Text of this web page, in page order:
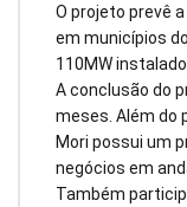
O projeto prevê
em municípios
110MW
A conclusão do
meses. Além do
Mori possui um
negócios em
Também